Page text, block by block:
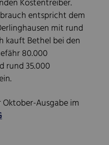
Kostentreiber.
entspricht dem
mit rund
kauft Bethel bei den
80.000
rund 35.000
Oktober-Ausgabe im